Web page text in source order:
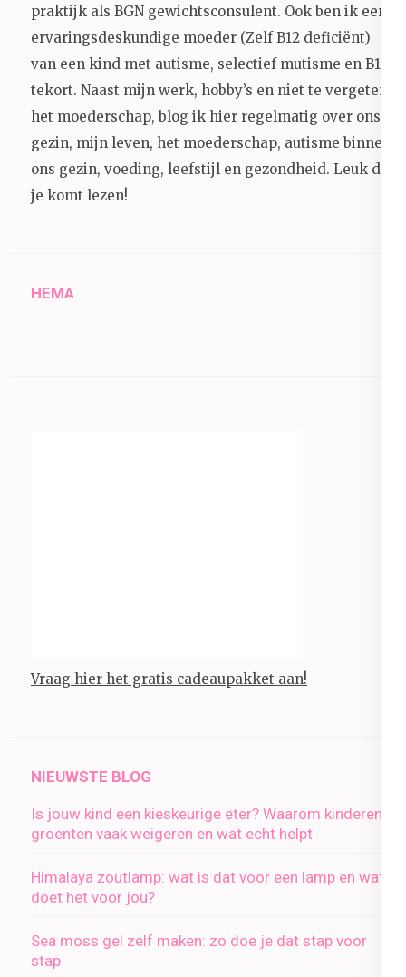
praktijk als BGN gewichtsconsulent. Ook ben ik een
ervaringsdeskundige moeder (Zelf B12 deficiënt)
van een kind met autisme, selectief mutisme en B12
tekort. Naast mijn werk, hobby’s en niet te vergeten
het moederschap, blog ik hier regelmatig over ons
gezin, mijn leven, het moederschap, autisme binnen
ons gezin, voeding, leefstijl en gezondheid. Leuk dat
je komt lezen!
HEMA
Vraag hier het gratis cadeaupakket aan!
NIEUWSTE BLOG
Is jouw kind een kieskeurige eter? Waarom kinderen
groenten vaak weigeren en wat echt helpt
Himalaya zoutlamp: wat is dat voor een lamp en wat
doet het voor jou?
Sea moss gel zelf maken: zo doe je dat stap voor
stap